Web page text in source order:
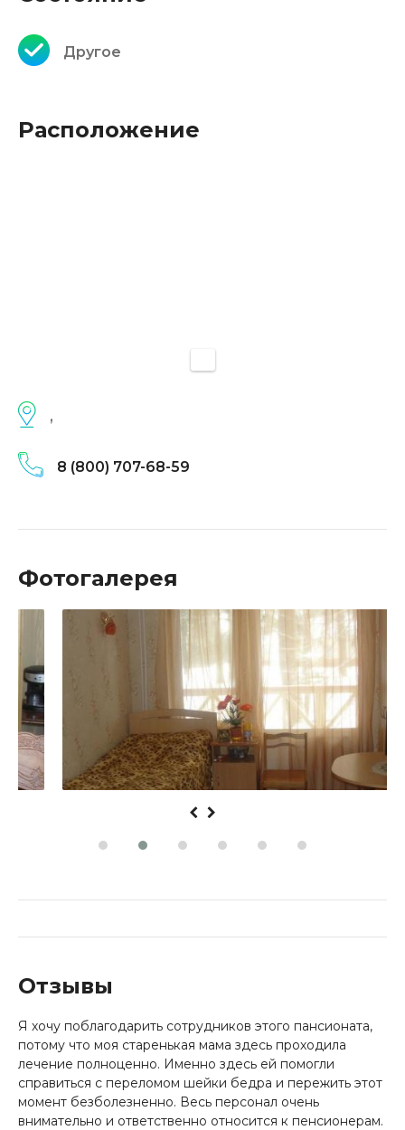
Другое
Расположение
,
8 (800) 707-68-59
Фотогалерея
Отзывы
Я хочу поблагодарить сотрудников этого пансионата,
потому что моя старенькая мама здесь проходила
лечение полноценно. Именно здесь ей помогли
справиться с переломом шейки бедра и пережить этот
момент безболезненно. Весь персонал очень
внимательно и ответственно относится к пенсионерам.